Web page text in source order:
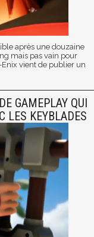
après une douzaine
mais pas vain pour
vient de publier un
GAMEPLAY QUI
LES KEYBLADES